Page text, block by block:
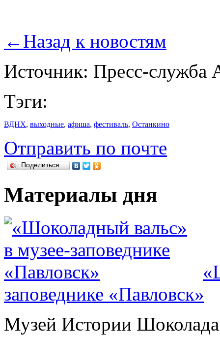
← Назад к новостям
Источник: Пресс-
Тэги:
ВДНХ, выходные, афиша, фестиваль, Останкино
Отправить по почте
Поделиться…
Материалы дня
заповеднике «Павловск»
Музей Истории